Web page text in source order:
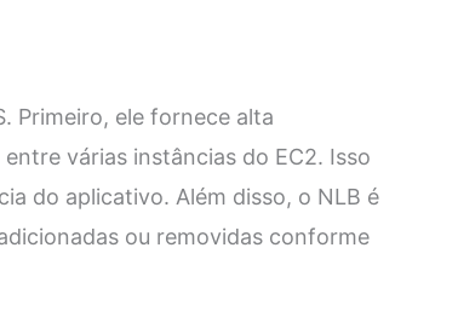
Primeiro, ele fornece alta
várias instâncias do EC2. Isso
do aplicativo. Além disso, o NLB é
ou removidas conforme